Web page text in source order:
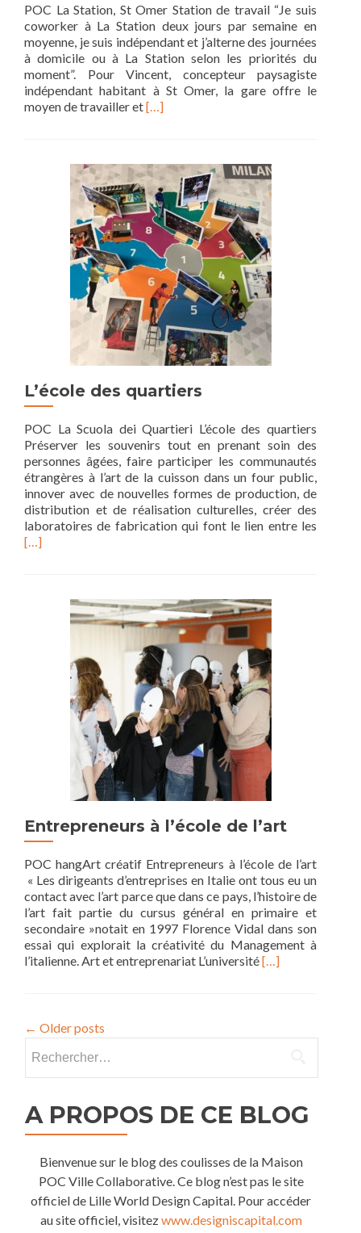
POC La Station, St Omer Station de travail “Je suis
coworker à La Station deux jours par semaine en
moyenne, je suis indépendant et j’alterne des journées
à domicile ou à La Station selon les priorités du
moment”. Pour Vincent, concepteur paysagiste
indépendant habitant à St Omer, la gare offre le
moyen de travailler etRead
de
travail
[…]
L’école des quartiers
POC La Scuola dei Quartieri L’école des quartiers
Préserver les souvenirs tout en prenant soin des
personnes âgées, faire participer les communautés
étrangères à l’art de la cuisson dans un four public,
innover avec de nouvelles formes de production, de
distribution et de réalisation culturelles, créer des
laboratoires de fabrication qui font le lien entre les
[…]
Entrepreneurs à l’école de l’art
POC hangArt créatif Entrepreneurs à l’école de l’art
« Les dirigeants d’entreprises en Italie ont tous eu un
contact avec l’art parce que dans ce pays, l’histoire de
l’art fait partie du cursus général en primaire et
secondaire »notait en 1997 Florence Vidal dans son
essai qui explorait la créativité du Management à
l’italienne. Art et entreprenariat L’universitéRead
l’école
[…]
← Older posts
A PROPOS DE CE BLOG
Bienvenue sur le blog des coulisses de la Maison
POC Ville Collaborative. Ce blog n’est pas le site
officiel de Lille World Design Capital. Pour accéder
au site officiel, visitezwww.designiscapital.com